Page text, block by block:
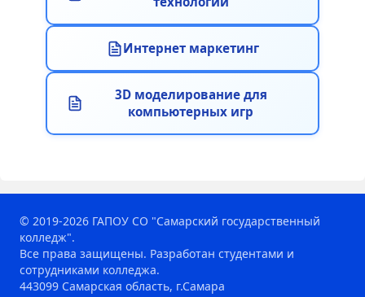
Интернет маркетинг
3D моделирование для
компьютерных игр
© 2019-2026 ГАПОУ СО "Самарский государственный
колледж".
Все права защищены. Разработан студентами и
сотрудниками колледжа.
443099 Самарская область, г.Самара